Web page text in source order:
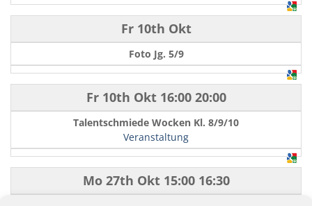
Fr 10th Okt
Foto Jg. 5/9
Fr 10th Okt16:00 20:00
Talentschmiede Wocken Kl. 8/9/10
Veranstaltung
Mo 27th Okt15:00 16:30